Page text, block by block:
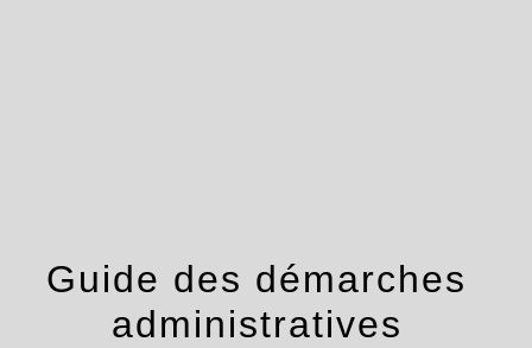
Guide des démarches
administratives